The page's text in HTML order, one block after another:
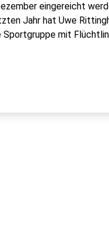
eingereicht
Jahr hat Uwe
Sportgruppe mit